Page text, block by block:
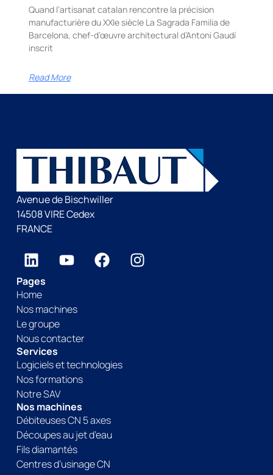
Quand l’artisanat catalan rencontre la précision
manufacturière du XXIe siècle La Sagrada Familia de
Barcelona, chef-d’œuvre architectural d’Antoni Gaudí
inscrit
Read More
Avenue de Bischwiller
14508 VIRE Cedex
FRANCE
Pages
Home
Nos machines
Le groupe
Nous contacter
Services
Logiciels et technologies
Nos formations
Notre SAV
Nos machines
Débiteuses CN 5 axes
Découpes au jet d’eau
Fils diamantés
Centres d’usinage CN